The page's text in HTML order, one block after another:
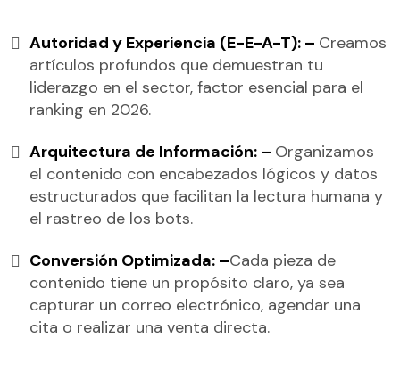
Autoridad y Experiencia (E-E-A-T): – Creamos
artículos profundos que demuestran tu
liderazgo en el sector, factor esencial para el
ranking en 2026.
Arquitectura de Información: – Organizamos
el contenido con encabezados lógicos y datos
estructurados que facilitan la lectura humana y
el rastreo de los bots.
Conversión Optimizada: –Cada pieza de
contenido tiene un propósito claro, ya sea
capturar un correo electrónico, agendar una
cita o realizar una venta directa.